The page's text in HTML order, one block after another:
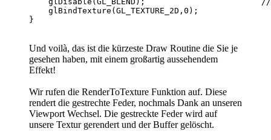
glBindTexture(GL_TEXTURE_2D,0);
Und voilà, das ist die kürzeste Draw Routine die Sie je
gesehen haben, mit einem großartig aussehendem
Effekt!
Wir rufen die RenderToTexture Funktion auf. Diese
rendert die gestrechte Feder, nochmals Dank an unseren
Viewport Wechsel. Die gestreckte Feder wird auf
unsere Textur gerendert und der Buffer gelöscht.